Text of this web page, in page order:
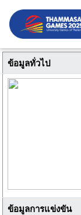
ข้อมูลทั่วไป
ข้อมูลการแข่งขัน